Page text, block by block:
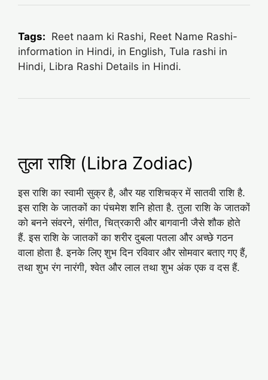
Tags: Reet naam ki Rashi, Reet Name Rashi-
information in Hindi, in English, Tula rashi in
Hindi, Libra Rashi Details in Hindi.
तुला राशि (Libra Zodiac)
इस राशि का स्वामी सुक्र है, और यह राशिचक्र में सातवी राशि है.
इस राशि के जातकों का पंचमेश शनि होता है. तुला राशि के जातकों
को बनने संवरने, संगीत, चित्रकारी और बागवानी जैसे शौक होते
हैं. इस राशि के जातकों का शरीर दुबला पतला और अच्‍छे गठन
वाला होता है. इनके लिए शुभ दिन रविवार और सोमवार बताए गए हैं,
तथा शुभ रंग नारंगी, श्‍वेत और लाल तथा शुभ अंक एक व दस हैं.